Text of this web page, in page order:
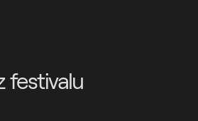
festivalu